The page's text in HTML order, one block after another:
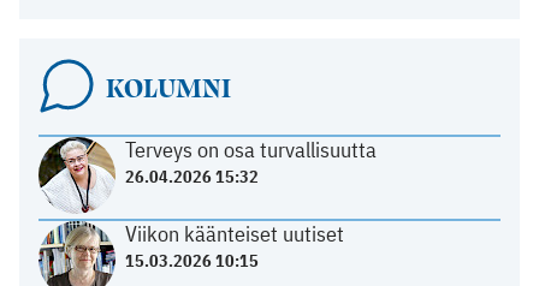
KOLUMNI
Terveys on osa turvallisuutta
26.04.2026 15:32
Viikon käänteiset uutiset
15.03.2026 10:15